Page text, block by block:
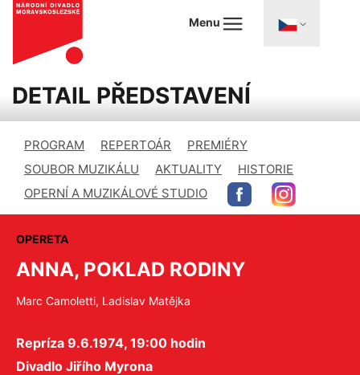
Menu
DETAIL PŘEDSTAVENÍ
PROGRAM REPERTOÁR
PREMIÉRY
SOUBOR MUZIKÁLU
AKTUALITY
HISTORIE
OPERNÍ A MUZIKÁLOVÉ STUDIO
OPERETA
ANNA, POKLAD RODINY
Marc Camoletti, Ladislav Matějka
Repríza 9.6.1974, 19:00 hodin
Divadlo Jiřího Myrona